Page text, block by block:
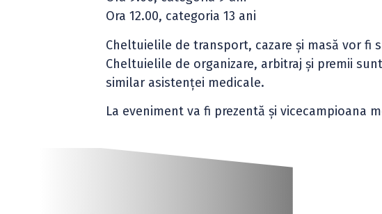
Ora 12.00, categoria 13 ani
Cheltuielile de transport, cazare și masă vor
Cheltuielile de organizare, arbitraj și premii
similar asistenței medicale.
La eveniment va fi prezentă și vicecampioana